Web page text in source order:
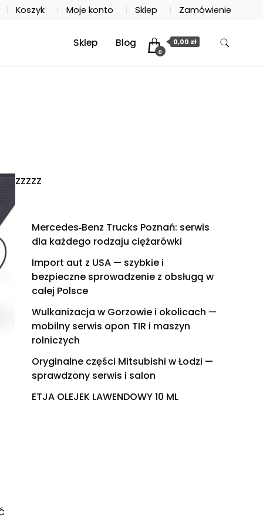
Koszyk Moje konto Sklep Zamówienie
Sklep Blog
0
0,00 zł
zzzzz
Mercedes‑Benz Trucks Poznań: serwis
dla każdego rodzaju ciężarówki
Import aut z USA — szybkie i
bezpieczne sprowadzenie z obsługą w
całej Polsce
Wulkanizacja w Gorzowie i okolicach —
mobilny serwis opon TIR i maszyn
rolniczych
Oryginalne części Mitsubishi w Łodzi —
sprawdzony serwis i salon
ETJA OLEJEK LAWENDOWY 10 ML